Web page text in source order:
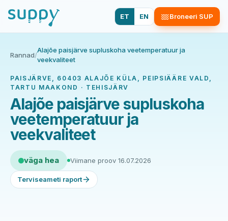
ET EN Broneeri SUP
Rannad/
Alajõe paisjärve supluskoha veetemperatuur ja
veekvaliteet
PAISJÄRVE, 60403 ALAJÕE KÜLA, PEIPSIÄÄRE VALD,
TARTU MAAKOND · TEHISJÄRV
Alajõe paisjärve supluskoha
veetemperatuur ja
veekvaliteet
väga hea Viimane proov 16.07.2026
Terviseameti raport